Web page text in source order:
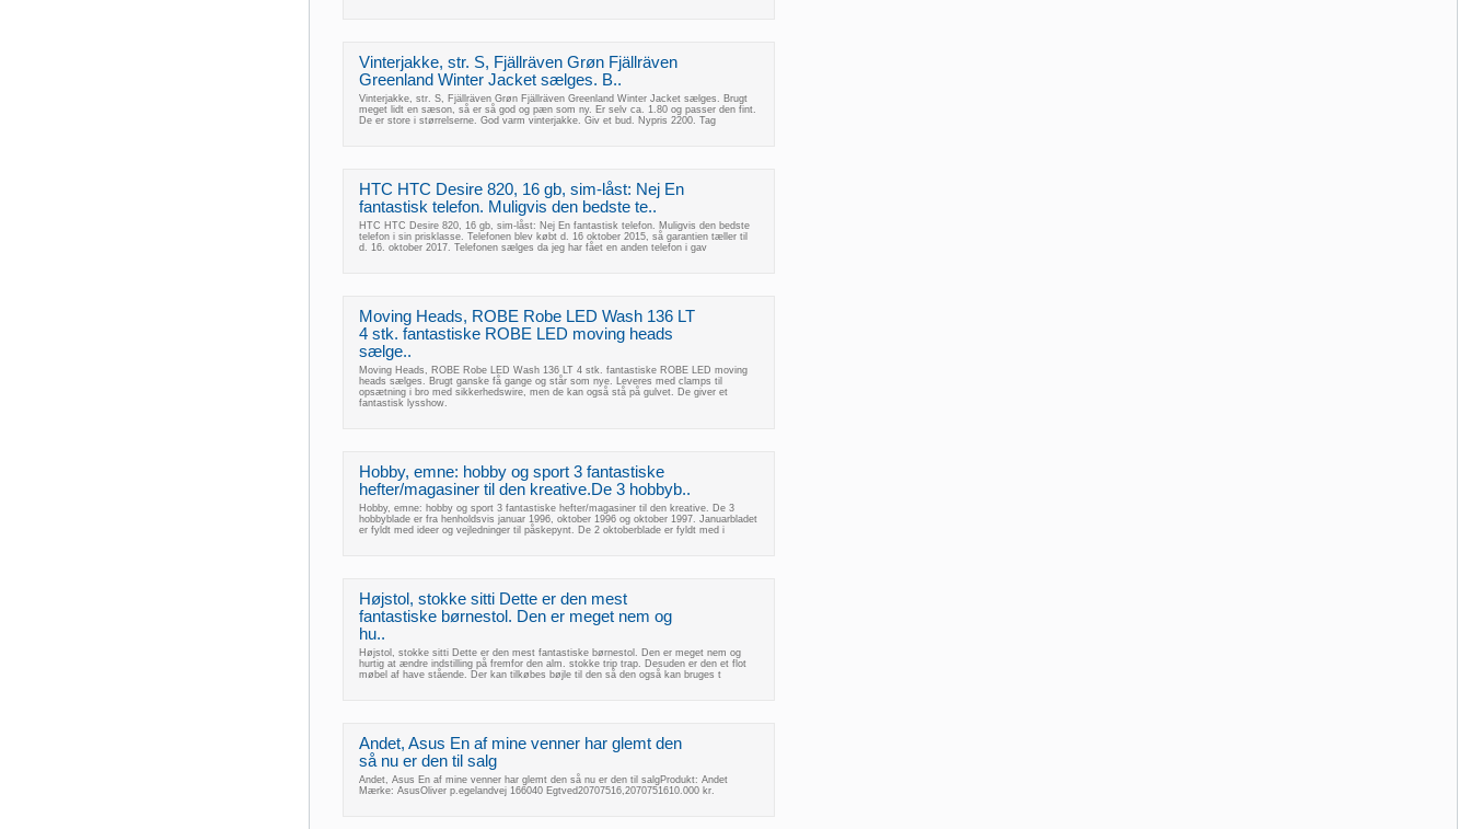
Vinterjakke, str. S, Fjällräven Grøn Fjällräven
Greenland Winter Jacket sælges. B..
Vinterjakke, str. S, Fjällräven Grøn Fjällräven Greenland Winter Jacket sælges. Brugt
meget lidt en sæson, så er så god og pæn som ny. Er selv ca. 1.80 og passer den fint.
De er store i størrelserne. God varm vinterjakke. Giv et bud. Nypris 2200. Tag
HTC HTC Desire 820, 16 gb, sim-låst: Nej En
fantastisk telefon. Muligvis den bedste te..
HTC HTC Desire 820, 16 gb, sim-låst: Nej En fantastisk telefon. Muligvis den bedste
telefon i sin prisklasse. Telefonen blev købt d. 16 oktober 2015, så garantien tæller til
d. 16. oktober 2017. Telefonen sælges da jeg har fået en anden telefon i gav
Moving Heads, ROBE Robe LED Wash 136 LT
4 stk. fantastiske ROBE LED moving heads
sælge..
Moving Heads, ROBE Robe LED Wash 136 LT 4 stk. fantastiske ROBE LED moving
heads sælges. Brugt ganske få gange og står som nye. Leveres med clamps til
opsætning i bro med sikkerhedswire, men de kan også stå på gulvet. De giver et
fantastisk lysshow.
Hobby, emne: hobby og sport 3 fantastiske
hefter/magasiner til den kreative.De 3 hobbyb..
Hobby, emne: hobby og sport 3 fantastiske hefter/magasiner til den kreative. De 3
hobbyblade er fra henholdsvis januar 1996, oktober 1996 og oktober 1997. Januarbladet
er fyldt med ideer og vejledninger til påskepynt. De 2 oktoberblade er fyldt med i
Højstol, stokke sitti Dette er den mest
fantastiske børnestol. Den er meget nem og
hu..
Højstol, stokke sitti Dette er den mest fantastiske børnestol. Den er meget nem og
hurtig at ændre indstilling på fremfor den alm. stokke trip trap. Desuden er den et flot
møbel af have stående. Der kan tilkøbes bøjle til den så den også kan bruges t
Andet, Asus En af mine venner har glemt den
så nu er den til salg
Andet, Asus En af mine venner har glemt den så nu er den til salgProdukt: Andet
Mærke: AsusOliver p.egelandvej 166040 Egtved20707516,2070751610.000 kr.